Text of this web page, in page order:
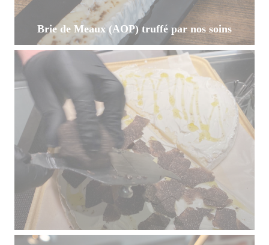
Brie de Meaux (AOP) truffé par nos soins